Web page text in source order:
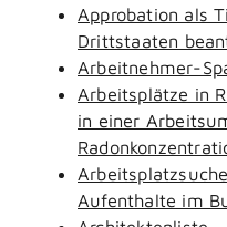
Approbation als
Drittstaaten
Arbeitnehmer-
Arbeitsplätze in
in einer
Aufenthalte im